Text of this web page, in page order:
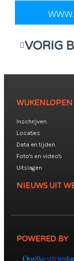
WIJKENLOPEN
Inschrijven
Locaties
Data en tijden
Foto's en video's
Uitslagen
NIEUWS UIT
POWERED BY